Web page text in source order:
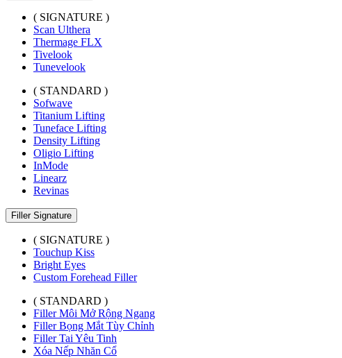
( SIGNATURE )
Scan Ulthera
Thermage FLX
Tivelook
Tunevelook
( STANDARD )
Sofwave
Titanium Lifting
Tuneface Lifting
Density Lifting
Oligio Lifting
InMode
Linearz
Revinas
Filler Signature
( SIGNATURE )
Touchup Kiss
Bright Eyes
Custom Forehead Filler
( STANDARD )
Filler Môi Mở Rộng Ngang
Filler Bọng Mắt Tùy Chỉnh
Filler Tai Yêu Tinh
Xóa Nếp Nhăn Cổ